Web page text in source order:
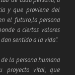
y que proviene del
el futuro,la persona
a ciertos valores
sentido a la vida”.
la persona humana
proyecto vital, que